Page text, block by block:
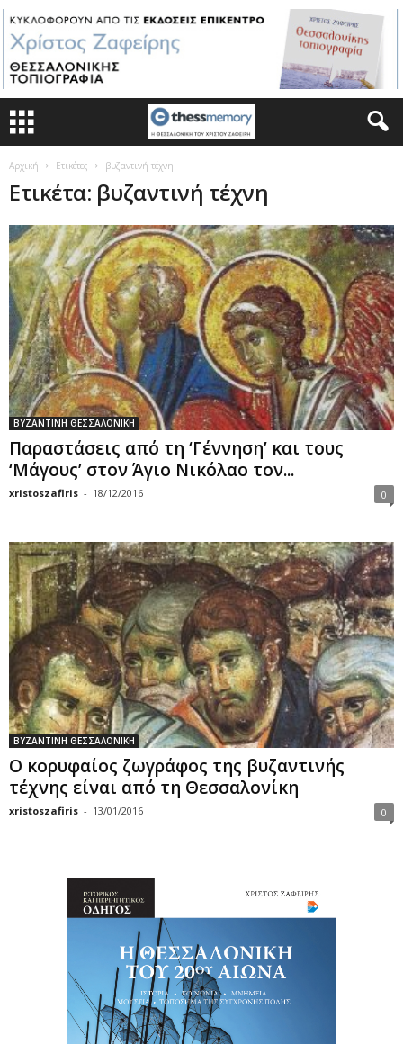
Αρχική Ετικέτες βυζαντινή τέχνη
Ετικέτα: βυζαντινή τέχνη
ΒΥΖΑΝΤΙΝΗ ΘΕΣΣΑΛΟΝΙΚΗ
Παραστάσεις από τη ‘Γέννηση’ και τους
‘Μάγους’ στον Άγιο Νικόλαο τον...
xristoszafiris - 18/12/2016 0
ΒΥΖΑΝΤΙΝΗ ΘΕΣΣΑΛΟΝΙΚΗ
Ο κορυφαίος ζωγράφος της βυζαντινής
τέχνης είναι από τη Θεσσαλονίκη
xristoszafiris - 13/01/2016 0